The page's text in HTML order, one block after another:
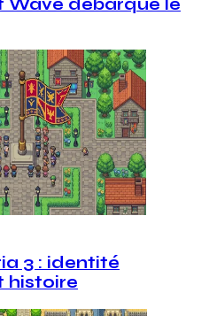
Wave débarque le
3 : identité
histoire